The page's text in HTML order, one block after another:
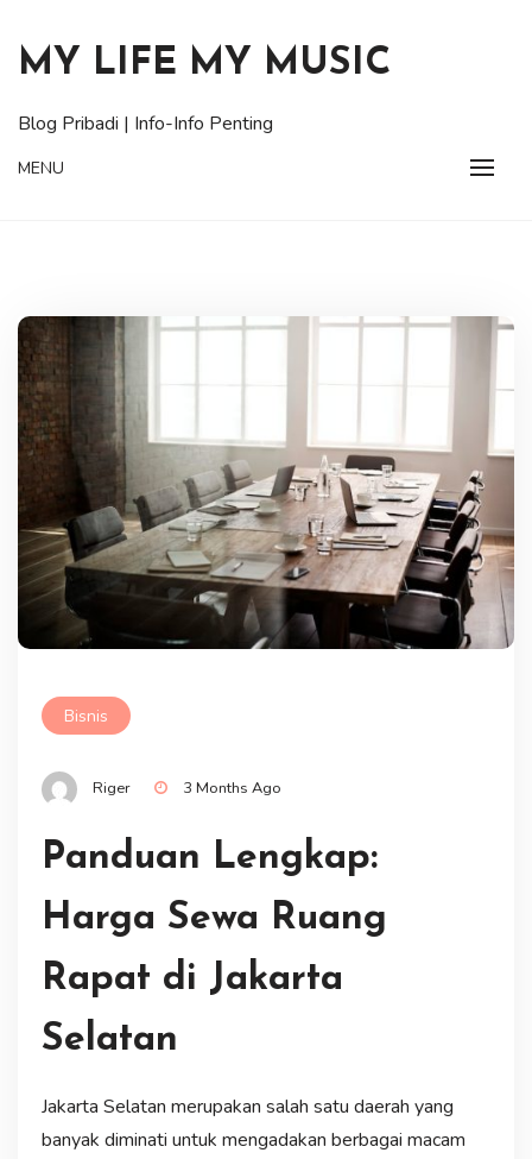
content
MY LIFE MY MUSIC
Blog Pribadi | Info-Info Penting
MENU
Bisnis
Riger 3 Months Ago
Panduan Lengkap:
Harga Sewa Ruang
Rapat di Jakarta
Selatan
Jakarta Selatan merupakan salah satu daerah yang
banyak diminati untuk mengadakan berbagai macam